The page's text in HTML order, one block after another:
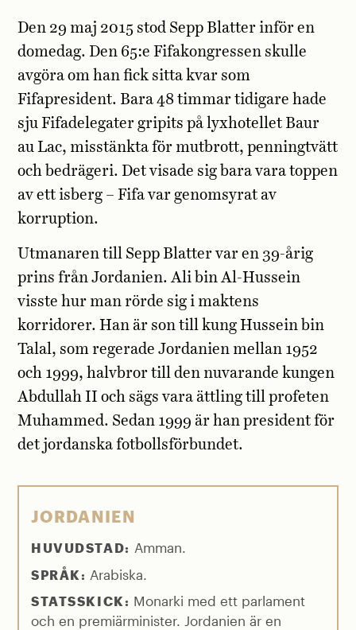
Den 29 maj 2015 stod Sepp Blatter inför en
domedag. Den 65:e Fifakongressen skulle
avgöra om han fick sitta kvar som
Fifapresident. Bara 48 timmar tidigare hade
sju Fifadelegater gripits på lyxhotellet Baur
au Lac, misstänkta för mutbrott, penningtvätt
och bedrägeri. Det visade sig bara vara toppen
av ett isberg – Fifa var genomsyrat av
korruption.
Utmanaren till Sepp Blatter var en 39-årig
prins från Jordanien. Ali bin Al-Hussein
visste hur man rörde sig i maktens
korridorer. Han är son till kung Hussein bin
Talal, som regerade Jordanien mellan 1952
och 1999, halvbror till den nuvarande kungen
Abdullah II och sägs vara ättling till profeten
Muhammed. Sedan 1999 är han president för
det jordanska fotbollsförbundet.
JORDANIEN
HUVUDSTAD: Amman.
SPRÅK: Arabiska.
STATSSKICK: Monarki med ett parlament
och en premiärminister. Jordanien är en